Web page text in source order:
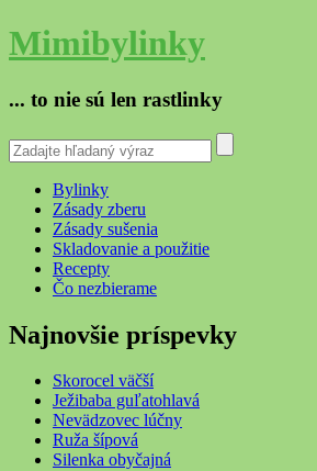
Mimibylinky
... to nie sú len rastlinky
Bylinky
Zásady zberu
Zásady sušenia
Skladovanie a použitie
Recepty
Čo nezbierame
Najnovšie príspevky
Skorocel väčší
Ježibaba guľatohlavá
Nevädzovec lúčny
Ruža šípová
Silenka obyčajná